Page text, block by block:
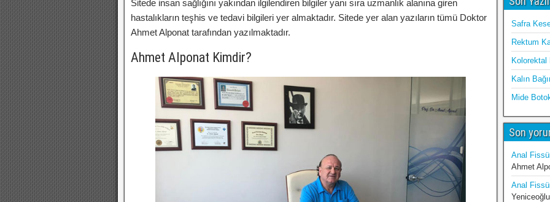
Sitede insan sağlığını yakından ilgilendiren bilgiler yanı sıra uzmanlık alanına giren
hastalıkların teşhis ve tedavi bilgileri yer almaktadır. Sitede yer alan yazıların tümü Doktor
Ahmet Alponat tarafından yazılmaktadır.
Ahmet Alponat Kimdir?
Safra
Rektum
Kolorektal
Kalın
Mide
Son
Anal
Ahmet
Anal
Yeniceoğlu